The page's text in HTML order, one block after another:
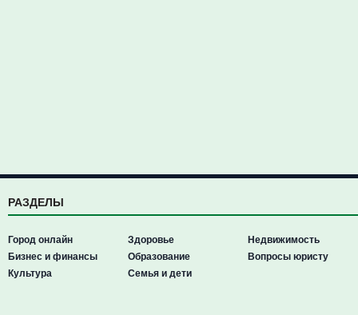
РАЗДЕЛЫ
Город онлайн
Бизнес и финансы
Культура
Здоровье
Образование
Семья и дети
Недвижимость
Вопросы юристу